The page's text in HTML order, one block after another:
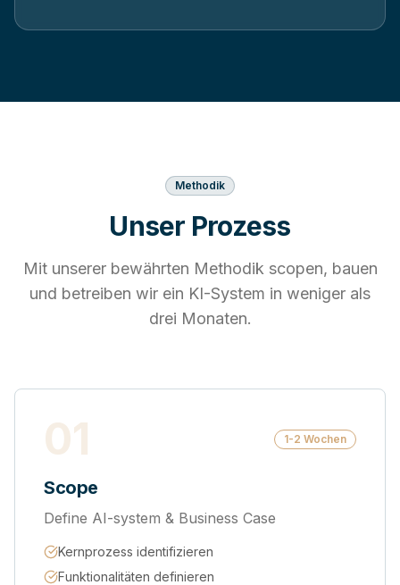
Methodik
Unser Prozess
Mit unserer bewährten Methodik scopen, bauen
und betreiben wir ein KI-System in weniger als
drei Monaten.
01 1-2 Wochen
Scope
Define AI-system & Business Case
Kernprozess identifizieren
Funktionalitäten definieren